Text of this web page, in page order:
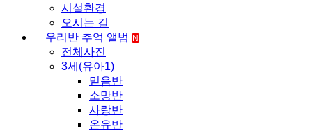
시설환경
오시는 길
우리반 추억 앨범
N
전체사진
3세(유아1)
믿음반
소망반
사랑반
온유반